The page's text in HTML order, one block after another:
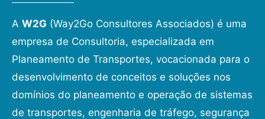
A W2G (Way2Go Consultores Associados) é uma
empresa de Consultoria, especializada em
Planeamento de Transportes, vocacionada para o
desenvolvimento de conceitos e soluções nos
domínios do planeamento e operação de sistemas
de transportes, engenharia de tráfego, segurança